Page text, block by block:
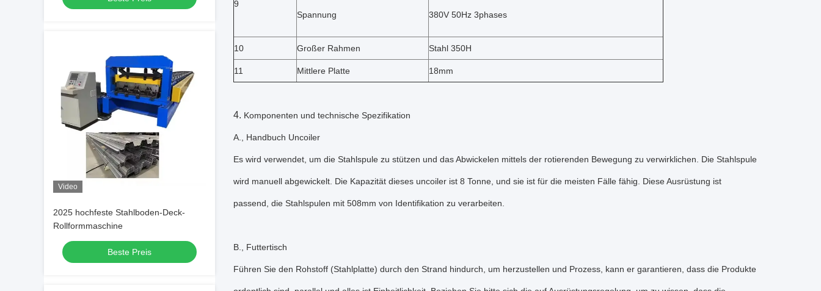
Video
2025 hochfeste Stahlboden-Deck-
Rollformmaschine
Beste Preis
9
Spannung
380V 50Hz 3phases
10 Großer Rahmen Stahl 350H
11 Mittlere Platte 18mm
4. Komponenten und technische Spezifikation
A., Handbuch Uncoiler
Es wird verwendet, um die Stahlspule zu stützen und das Abwickelen mittels der rotierenden Bewegung zu verwirklichen. Die Stahlspule
wird manuell abgewickelt. Die Kapazität dieses uncoiler ist 8 Tonne, und sie ist für die meisten Fälle fähig. Diese Ausrüstung ist
passend, die Stahlspulen mit 508mm von Identifikation zu verarbeiten.
B., Futtertisch
Führen Sie den Rohstoff (Stahlplatte) durch den Strand hindurch, um herzustellen und Prozess, kann er garantieren, dass die Produkte